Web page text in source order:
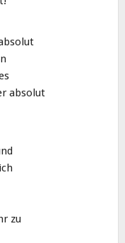
absolut
zu